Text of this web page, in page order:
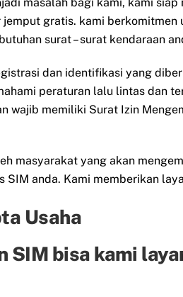
gratis. kami
surat – surat kendaraan
dan identifikasi yang
peraturan lalu lintas dan
wajib memiliki Surat Izin
masyarakat yang akan
anda. Kami memberikan
Usaha
SIM bisa kami